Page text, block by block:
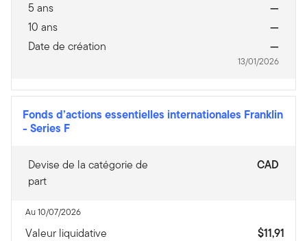
5 ans
—
10 ans
—
Date de création
—
13/01/2026
Fonds d’actions essentielles internationales Franklin
- Series F
Devise de la catégorie de
part
CAD
Au 10/07/2026
Valeur liquidative $11,91